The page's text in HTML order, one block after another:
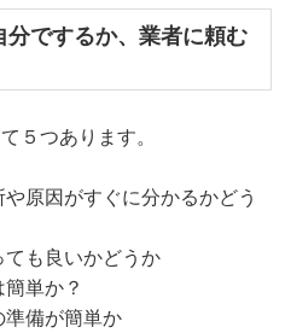
でするか、業者に頼む
５つあります。
原因がすぐに分かるかどう
ても良いかどうか
単か？
準備が簡単か